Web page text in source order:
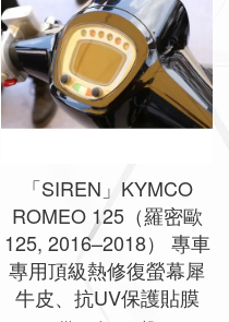
「SIREN」KYMCO
ROMEO 125（羅密歐
125, 2016–2018） 專車
專用頂級熱修復螢幕犀
牛皮、抗UV保護貼膜